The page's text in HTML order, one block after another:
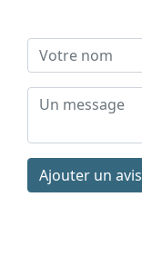
Ajouter un avis